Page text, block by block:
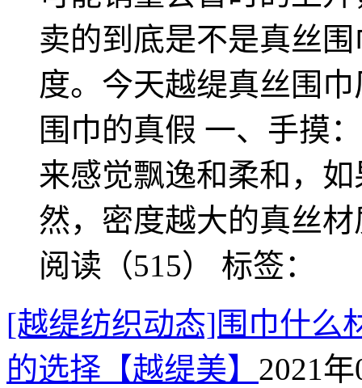
卖的到底是不是真丝
度。今天越缇真丝围
围巾的真假 一、手摸
来感觉飘逸和柔和，
然，密度越大的真丝
阅读（515） 标签：
[越缇纺织动态]围巾什么
的选择【越缇美】 2021